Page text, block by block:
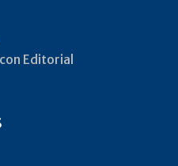
Editorial